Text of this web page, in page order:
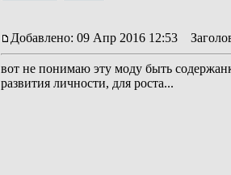
Добавлено: 09 Апр 2016 12:53
вот не понимаю эту моду быть
развития личности, для роста...